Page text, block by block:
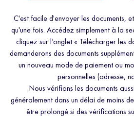
C'est facile d'envoyer les documents,
qu'une fois. Accédez simplement à la
cliquez sur l’onglet « Télécharger les
demanderons des documents
un nouveau mode de paiement ou
personnelles (adresse,
Nous vérifions les documents
généralement dans un délai de moins
être prolongé si des vérifications